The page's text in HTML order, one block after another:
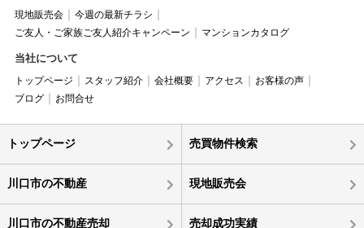
現地販売会
今週の最新チラシ
ご友人・ご家族ご友人紹介キャンペーン
マンションカタログ
当社について
トップページ スタッフ紹介 会社概要 アクセス
お客様の声
ブログ
お問合せ
トップページ 売買物件検索
川口市の不動産 現地販売会
川口市の不動産売却 売却成功実績